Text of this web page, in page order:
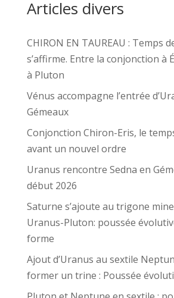
Articles divers
CHIRON EN TAUREAU : Temps
s’affirme. Entre la conjonction à
à Pluton
Vénus accompagne l’entrée
Gémeaux
Conjonction Chiron-Eris, le
avant un nouvel ordre
Uranus rencontre Sedna en
début 2026
Saturne s’ajoute au trigone
Uranus-Pluton: poussée
forme
Ajout d’Uranus au sextile
former un trine : Poussée